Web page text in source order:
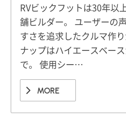
RVビックフットは30年以
舗ビルダー。 ユーザーの
すさを追求したクルマ作
ナップはハイエースベー
で。 使用シー…
MORE